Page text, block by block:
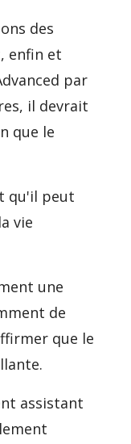
des
enfin et
par
il devrait
que le
qu'il peut
vie
une
de
que le
assistant